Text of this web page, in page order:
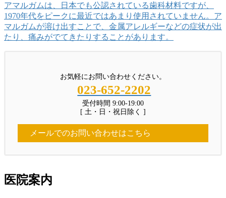
アマルガムは、日本でも公認されている歯科材料ですが、
1970年代をピークに最近ではあまり使用されていません。ア
マルガムが溶け出すことで、金属アレルギーなどの症状が出
たり、痛みがでてきたりすることがあります。
お気軽にお問い合わせください。
023-652-2202
受付時間 9:00-19:00
[ 土・日・祝日除く ]
メールでのお問い合わせはこちら
医院案内